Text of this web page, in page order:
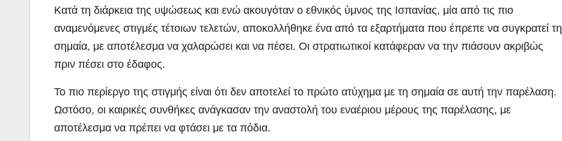
Κατά τη διάρκεια της υψώσεως και ενώ ακουγόταν ο εθνικός ύμνος της Ισπανίας, μία από τις πιο
αναμενόμενες στιγμές τέτοιων τελετών, αποκολλήθηκε ένα από τα εξαρτήματα που έπρεπε να συγκρατεί τη
σημαία, με αποτέλεσμα να χαλαρώσει και να πέσει. Οι στρατιωτικοί κατάφεραν να την πιάσουν ακριβώς
πριν πέσει στο έδαφος.
Το πιο περίεργο της στιγμής είναι ότι δεν αποτελεί το πρώτο ατύχημα με τη σημαία σε αυτή την παρέλαση.
Ωστόσο, οι καιρικές συνθήκες ανάγκασαν την αναστολή του εναέριου μέρους της παρέλασης, με
αποτέλεσμα να πρέπει να φτάσει με τα πόδια.